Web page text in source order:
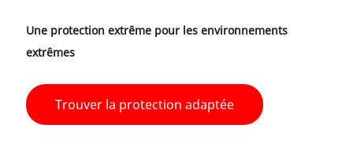
Une protection extrême pour les environnements
extrêmes
Trouver la protection adaptée